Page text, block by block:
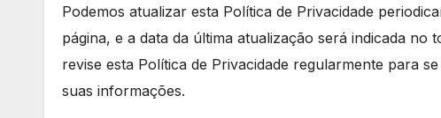
Podemos atualizar esta Política de Privacidade
página, e a data da última atualização será indicada
revise esta Política de Privacidade regularmente para
suas informações.